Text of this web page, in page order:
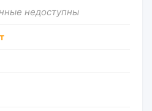
недоступны